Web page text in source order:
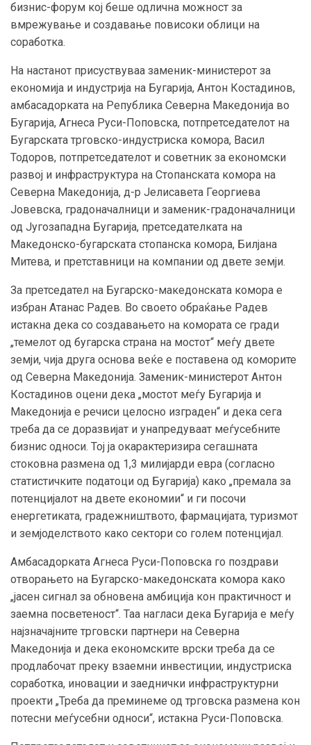
бизнис-форум кој беше одлична можност за
вмрежување и создавање повисоки облици на
соработка.
На настанот присуствуваа заменик-министерот за
економија и индустрија на Бугарија, Антон Костадинов,
амбасадорката на Република Северна Македонија во
Бугарија, Агнеса Руси-Поповска, потпретседателот на
Бугарската трговско-индустриска комора, Васил
Тодоров, потпретседателот и советник за економски
развој и инфраструктура на Стопанската комора на
Северна Македонија, д-р Јелисавета Георгиева
Јовевска, градоначалници и заменик-градоначалници
од Југозападна Бугарија, претседателката на
Македонско-бугарската стопанска комора, Билјана
Митева, и претставници на компании од двете земји.
За претседател на Бугарско-македонската комора е
избран Атанас Радев. Во своето обраќање Радев
истакна дека со создавањето на комората се гради
„темелот од бугарска страна на мостот“ меѓу двете
земји, чија друга основа веќе е поставена од коморите
од Северна Македонија. Заменик-министерот Антон
Костадинов оцени дека „мостот меѓу Бугарија и
Македонија е речиси целосно изграден“ и дека сега
треба да се доразвијат и унапредуваат меѓусебните
бизнис односи. Тој ја окарактеризира сегашната
стоковна размена од 1,3 милијарди евра (согласно
статистичките податоци од Бугарија) како „премала за
потенцијалот на двете економии“ и ги посочи
енергетиката, градежништвото, фармацијата, туризмот
и земјоделството како сектори со голем потенцијал.
Амбасадорката Агнеса Руси-Поповска го поздрави
отворањето на Бугарско-македонската комора како
„јасен сигнал за обновена амбиција кон практичност и
заемна посветеност“. Таа нагласи дека Бугарија е меѓу
најзначајните трговски партнери на Северна
Македонија и дека економските врски треба да се
продлабочат преку взаемни инвестиции, индустриска
соработка, иновации и заеднички инфраструктурни
проекти „Треба да преминеме од трговска размена кон
потесни меѓусебни односи“, истакна Руси-Поповска.